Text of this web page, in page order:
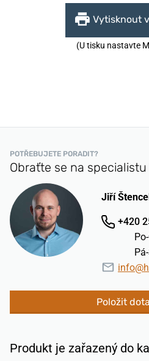
Vytisknout
(U tisku nastavte
POTŘEBUJETE PORADIT?
Obraťte se na
Jiří
+420
Položit
Produkt je zařazený do